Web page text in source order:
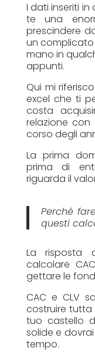
I dati inseriti
te una
prescindere
un complicato
mano in
appunti.
Qui mi
excel che ti
costa
relazione con
corso degli
La prima
prima di
riguarda il
Perché
questi
La risposta
calcolare
gettare le
CAC e CLV
costruire tutta
tuo castello
solide e
tempo.